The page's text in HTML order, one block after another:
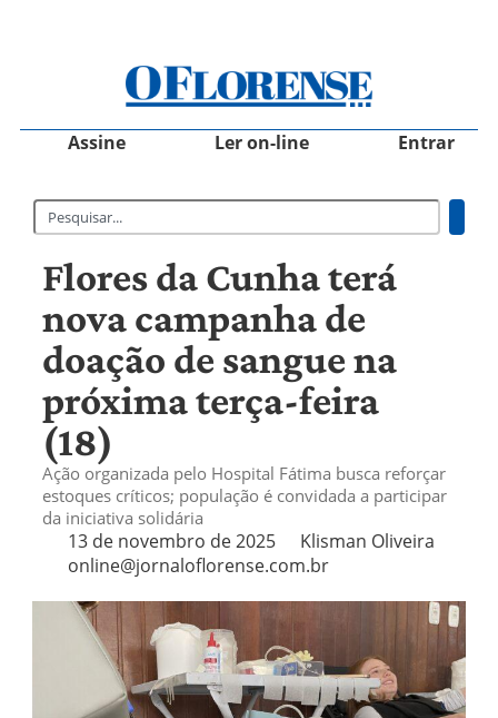
Assine Ler on-line Entrar
Flores da Cunha terá
nova campanha de
doação de sangue na
próxima terça-feira
(18)
Ação organizada pelo Hospital Fátima busca reforçar
estoques críticos; população é convidada a participar
da iniciativa solidária
13 de novembro de 2025
Klisman Oliveira
online@jornaloflorense.com.br